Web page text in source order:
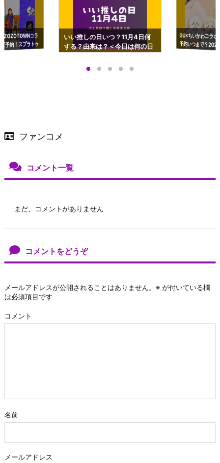
コラ
予約！スプラトゥ
ップも渋谷Hz
いい推しの日いつ？11月4日何
する？由来は？＜今日は何の日
＞
GU×ちいかわコラ
予約いつまで？
ーチやショルダー
ファンコメ
コメント一覧
まだ、コメントがありません
コメントをどうぞ
メールアドレスが公開されることはありません。 ※ が付いている欄
は必須項目です
コメント
名前
メールアドレス